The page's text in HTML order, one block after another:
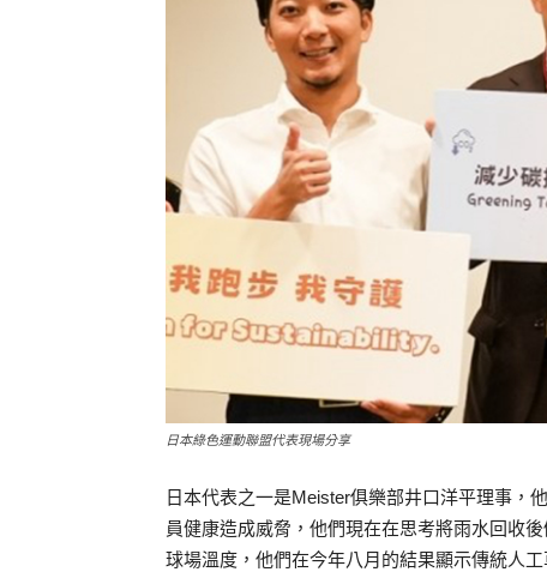
日本綠色運動聯盟代表現場分享
日本代表之一是Meister俱樂部井口洋平理事，
員健康造成威脅，他們現在在思考將雨水回收
球場溫度，他們在今年八月的結果顯示傳統人